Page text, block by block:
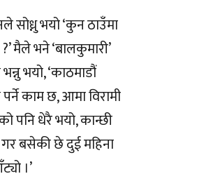
सोध्नु भयो ‘कुन ठाउँमा
मैले भने ‘बालकुमारी’
भयो, ‘काठमाडौं
काम छ, आमा विरामी
पनि धेरै भयो, कान्छी
बसेकी छे दुई महिना
।’